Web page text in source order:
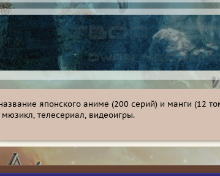
японского аниме (200 серий) и манги (12
телесериал, видеоигры.